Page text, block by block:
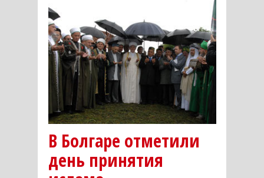
В Болгаре отметили
день принятия